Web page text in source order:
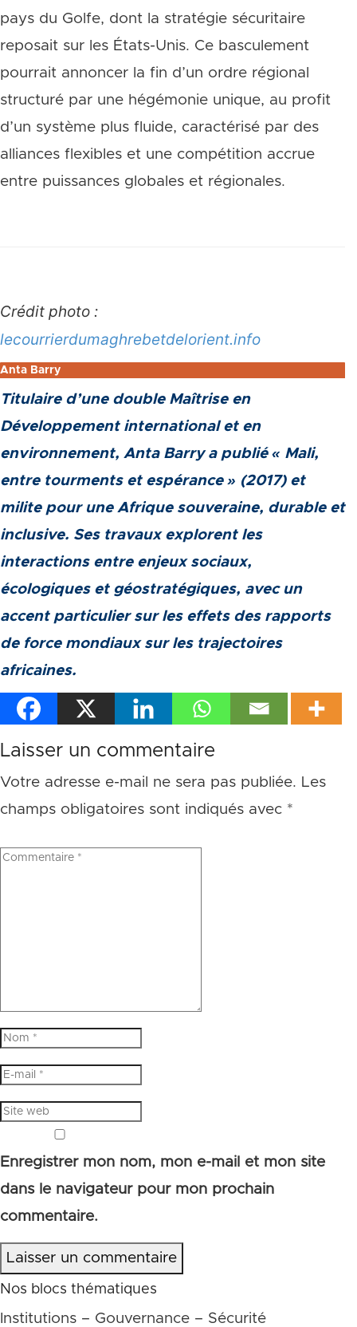
pays du Golfe, dont la stratégie sécuritaire
reposait sur les États-Unis. Ce basculement
pourrait annoncer la fin d’un ordre régional
structuré par une hégémonie unique, au profit
d’un système plus fluide, caractérisé par des
alliances flexibles et une compétition accrue
entre puissances globales et régionales.
Crédit photo :
lecourrierdumaghrebetdelorient.info
Anta Barry
Titulaire d’une double Maîtrise en
Développement international et en
environnement, Anta Barry a publié « Mali,
entre tourments et espérance » (2017) et
milite pour une Afrique souveraine, durable et
inclusive. Ses travaux explorent les
interactions entre enjeux sociaux,
écologiques et géostratégiques, avec un
accent particulier sur les effets des rapports
de force mondiaux sur les trajectoires
africaines.
Laisser un commentaire
Votre adresse e-mail ne sera pas publiée. Les
champs obligatoires sont indiqués avec *
Enregistrer mon nom, mon e-mail et mon site
dans le navigateur pour mon prochain
commentaire.
Laisser un commentaire
Nos blocs thématiques
Institutions – Gouvernance – Sécurité